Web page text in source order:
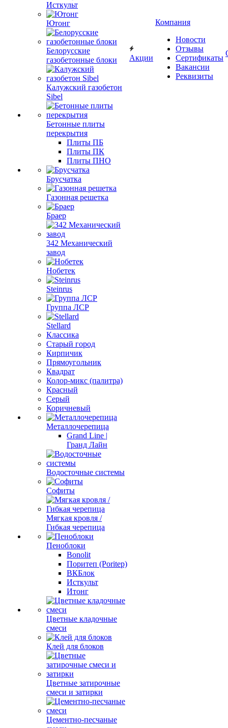
Исткульт
Ютонг
Белорусские
газобетонные блоки
Калужский газобетон
Sibel
Бетонные плиты
перекрытия
Плиты ПБ
Плиты ПК
Плиты ПНО
Брусчатка
Газонная решетка
Браер
342 Механический
завод
Нобетек
Steinrus
Группа ЛСР
Stellard
Классика
Старый город
Кирпичик
Прямоугольник
Квадрат
Колор-микс (палитра)
Красный
Серый
Коричневый
Металлочерепица
Grand Line |
Гранд Лайн
Водосточные системы
Софиты
Мягкая кровля /
Гибкая черепица
Пеноблоки
Bonolit
Поритеп (Poritep)
ВКБлок
Исткульт
Итонг
Цветные кладочные
смеси
Клей для блоков
Цветные затирочные
смеси и затирки
Цементно-песчаные
Акции
Компания
Новости
Отзывы
Сертификаты
Вакансии
Реквизиты